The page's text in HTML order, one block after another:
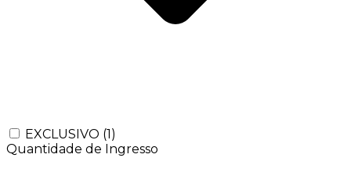
EXCLUSIVO (1)
Quantidade de Ingresso